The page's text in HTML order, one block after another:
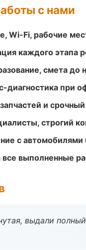
с нами
Wi-Fi, рабочие
каждого этапа
смета до
диагностика при
и
строгий
с
все выполненные
выдали